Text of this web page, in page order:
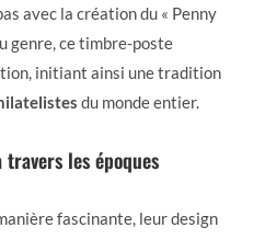
avec la création du « Penny
genre, ce timbre-poste
initiant ainsi une tradition
du monde entier.
travers les époques
fascinante, leur design